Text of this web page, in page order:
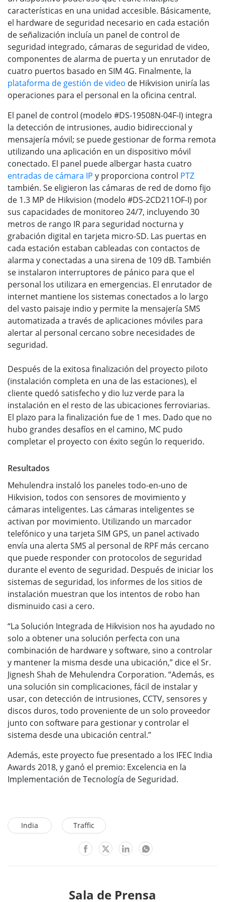
características en una unidad accesible. Básicamente,
el hardware de seguridad necesario en cada estación
de señalización incluía un panel de control de
seguridad integrado, cámaras de seguridad de video,
componentes de alarma de puerta y un enrutador de
cuatro puertos basado en SIM 4G. Finalmente, la
plataforma de gestión de video de Hikvision uniría las
operaciones para el personal en la oficina central.
El panel de control (modelo #DS-19508N-04F-I) integra
la detección de intrusiones, audio bidireccional y
mensajería móvil; se puede gestionar de forma remota
utilizando una aplicación en un dispositivo móvil
conectado. El panel puede albergar hasta cuatro
entradas de cámara IP y proporciona control PTZ
también. Se eligieron las cámaras de red de domo fijo
de 1.3 MP de Hikvision (modelo #DS-2CD211OF-I) por
sus capacidades de monitoreo 24/7, incluyendo 30
metros de rango IR para seguridad nocturna y
grabación digital en tarjeta micro-SD. Las puertas en
cada estación estaban cableadas con contactos de
alarma y conectadas a una sirena de 109 dB. También
se instalaron interruptores de pánico para que el
personal los utilizara en emergencias. El enrutador de
internet mantiene los sistemas conectados a lo largo
del vasto paisaje indio y permite la mensajería SMS
automatizada a través de aplicaciones móviles para
alertar al personal cercano sobre necesidades de
seguridad.
Después de la exitosa finalización del proyecto piloto
(instalación completa en una de las estaciones), el
cliente quedó satisfecho y dio luz verde para la
instalación en el resto de las ubicaciones ferroviarias.
El plazo para la finalización fue de 1 mes. Dado que no
hubo grandes desafíos en el camino, MC pudo
completar el proyecto con éxito según lo requerido.
Resultados
Mehulendra instaló los paneles todo-en-uno de
Hikvision, todos con sensores de movimiento y
cámaras inteligentes. Las cámaras inteligentes se
activan por movimiento. Utilizando un marcador
telefónico y una tarjeta SIM GPS, un panel activado
envía una alerta SMS al personal de RPF más cercano
que puede responder con protocolos de seguridad
durante el evento de seguridad. Después de iniciar los
sistemas de seguridad, los informes de los sitios de
instalación muestran que los intentos de robo han
disminuido casi a cero.
“La Solución Integrada de Hikvision nos ha ayudado no
solo a obtener una solución perfecta con una
combinación de hardware y software, sino a controlar
y mantener la misma desde una ubicación,” dice el Sr.
Jignesh Shah de Mehulendra Corporation. “Además, es
una solución sin complicaciones, fácil de instalar y
usar, con detección de intrusiones, CCTV, sensores y
discos duros, todo proveniente de un solo proveedor
junto con software para gestionar y controlar el
sistema desde una ubicación central.”
Además, este proyecto fue presentado a los IFEC India
Awards 2018, y ganó el premio: Excelencia en la
Implementación de Tecnología de Seguridad.
India Traffic
Sala de Prensa